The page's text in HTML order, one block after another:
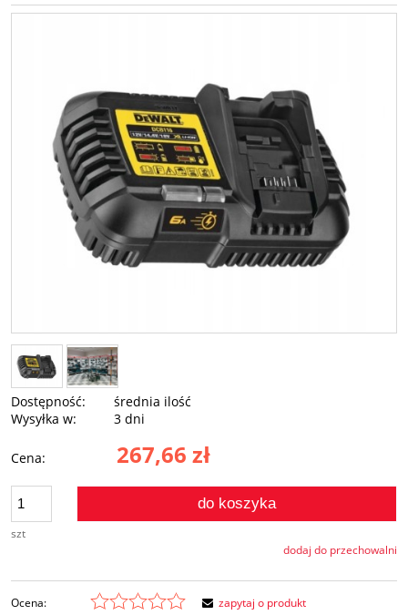
Dostępność:
średnia ilość
Wysyłka w:
3 dni
Cena: 267,66 zł
szt
do koszyka
dodaj do przechowalni
Ocena:
zapytaj o produkt